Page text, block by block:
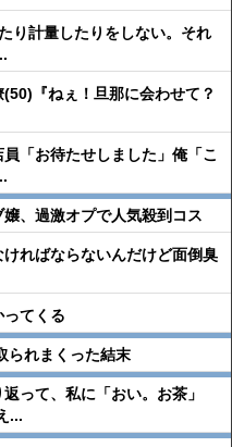
り計量したりをしない。それ
『ねぇ！旦那に会わせて？
「お待たせしました」俺「こ
、過激オプで人気殺到コス
ればならないんだけど面倒臭
てくる
られまくった結末
って、私に「おい。お茶」
...